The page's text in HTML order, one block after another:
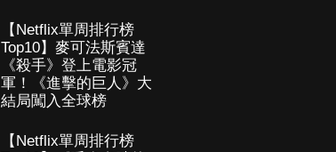
【Netflix單周排行榜
Top10】麥可法斯賓達
《殺手》登上電影冠
軍！《進擊的巨人》大
結局闖入全球榜
【Netflix單周排行榜